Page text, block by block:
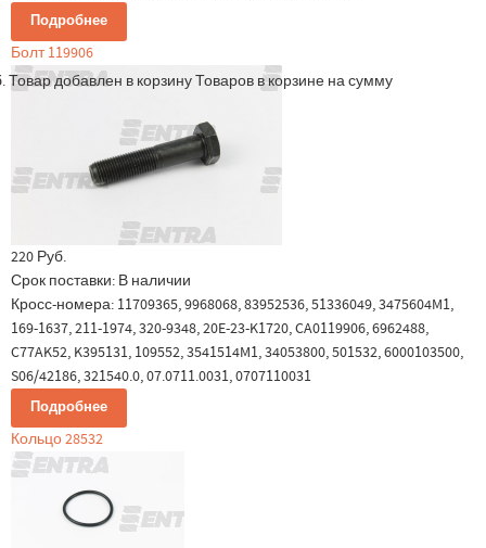
Товар добавлен в корзину Товаров в корзине на сумму
Подробнее
Болт 119906
220 Руб.
Срок поставки: В наличии
Кросс-номера: 11709365, 9968068, 83952536, 51336049, 3475604M1,
169-1637, 211-1974, 320-9348, 20E-23-K1720, CA0119906, 6962488,
C77AK52, K395131, 109552, 3541514M1, 34053800, 501532, 6000103500,
S06/42186, 321540.0, 07.0711.0031, 0707110031
Подробнее
Кольцо 28532